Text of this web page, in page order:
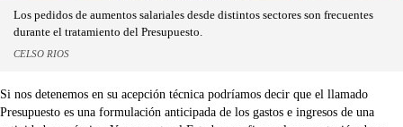
Los pedidos de aumentos salariales desde distintos sectores son frecuentes
durante el tratamiento del Presupuesto.
CELSO RIOS
Si nos detenemos en su acepción técnica podríamos decir que el llamado
Presupuesto es una formulación anticipada de los gastos e ingresos de una